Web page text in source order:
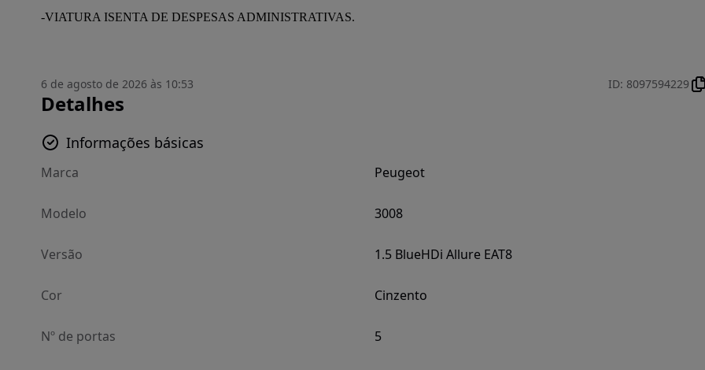
-VIATURA ISENTA DE DESPESAS ADMINISTRATIVAS.
6 de agosto de 2026 às 10:53 ID: 8097594229
Detalhes
Informações básicas
Marca Peugeot
Modelo 3008
Versão 1.5 BlueHDi Allure EAT8
Cor Cinzento
Nº de portas 5